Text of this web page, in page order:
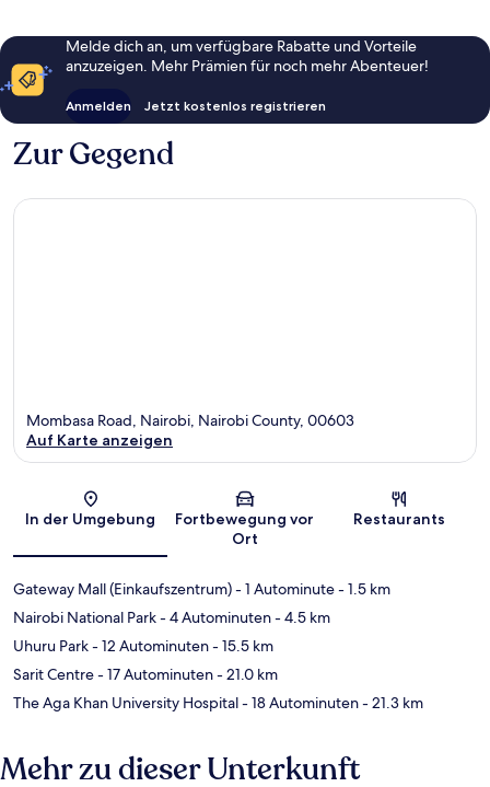
Melde dich an, um verfügbare Rabatte und Vorteile
anzuzeigen. Mehr Prämien für noch mehr Abenteuer!
Anmelden Jetzt kostenlos registrieren
Zur Gegend
Karte
Mombasa Road, Nairobi, Nairobi County, 00603
Auf Karte anzeigen
In der Umgebung
Fortbewegung vor
Ort
Restaurants
Gateway Mall (Einkaufszentrum)- 1 Autominute- 1.5 km
Nairobi National Park- 4 Autominuten- 4.5 km
Uhuru Park- 12 Autominuten- 15.5 km
Sarit Centre- 17 Autominuten- 21.0 km
The Aga Khan University Hospital- 18 Autominuten- 21.3 km
Mehr zu dieser Unterkunft